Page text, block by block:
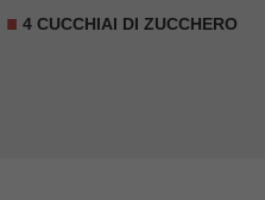
4 CUCCHIAI DI ZUCCHERO